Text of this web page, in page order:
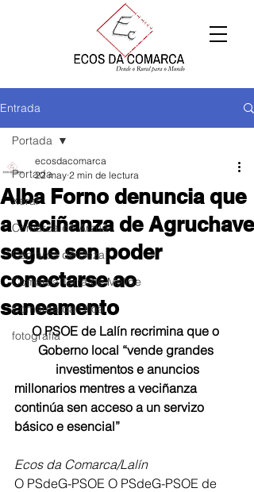
Entrada
Portada
Xeral
Comarca de Arzúa
Comarca de Deza
Comarca Terra de Melide
Comarca da Ulloa
fotografía
Portada
Alba Forno denuncia que
a veciñanza de Agruchave
segue sen poder
conectarse ao
saneamento
ecosdacomarca
22 may 2 min de lectura
O PSOE de Lalín recrimina que o
Goberno local “vende grandes
investimentos e anuncios
millonarios mentres a veciñanza
continúa sen acceso a un servizo
básico e esencial”
Ecos da Comarca/Lalín
O PSdeG-PSOE O PSdeG-PSOE de